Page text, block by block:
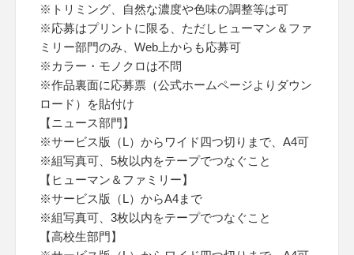
※トリミング、自然な濃度や色味の調整等は可
※応募はプリントに限る、ただしヒューマン＆ファ
ミリー部門のみ、Web上からも応募可
※カラー・モノクロは不問
※作品裏面に応募票（公式ホームページよりダウン
ロード）を貼付け
【ニュース部門】
※サービス版（L）からワイド四つ切りまで、A4可
※組写真可、5枚以内をテープでつなぐこと
【ヒューマン＆ファミリー】
※サービス版（L）からA4まで
※組写真可、3枚以内をテープでつなぐこと
【高校生部門】